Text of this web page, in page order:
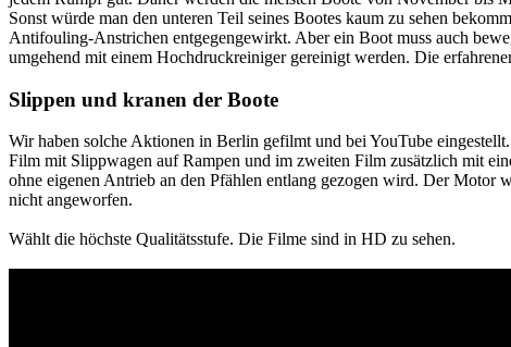
Sonst würde man den unteren Teil seines Bootes kaum zu sehen
Antifouling-Anstrichen entgegengewirkt. Aber ein Boot muss auch
umgehend mit einem Hochdruckreiniger gereinigt werden. Die
Slippen und kranen der Boote
Wir haben solche Aktionen in Berlin gefilmt und bei YouTube
Film mit Slippwagen auf Rampen und im zweiten Film zusätzlich mit
ohne eigenen Antrieb an den Pfählen entlang gezogen wird. Der
nicht angeworfen.
Wählt die höchste Qualitätsstufe. Die Filme sind in HD zu sehen.